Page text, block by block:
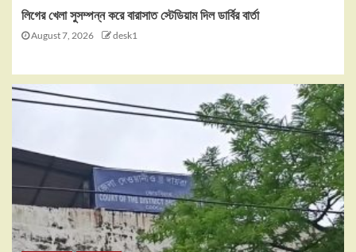
লিগের খেলা সুসম্পন্ন করে বারাসাত স্টেডিয়াম দিল ডার্বির বার্তা
August 7, 2026 desk1